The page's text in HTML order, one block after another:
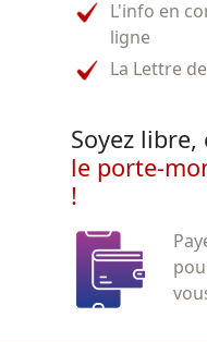
L'info en
ligne
La Lettre
Soyez libre,
le porte-
!